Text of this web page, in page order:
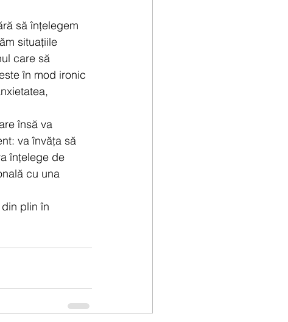
să înțelegem
situațiile
care să
în mod ironic
însă va
va învăța să
înțelege de
cu una
plin în